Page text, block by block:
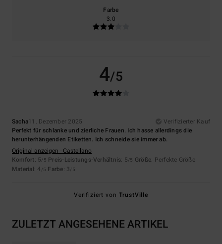
Farbe
3.0
4/5
Sacha11. Dezember 2025
Verifizierter Kauf
Perfekt für schlanke und zierliche Frauen. Ich hasse allerdings die
herunterhängenden Etiketten. Ich schneide sie immer ab.
Original anzeigen - Castellano
Komfort: 5/5 Preis-Leistungs-Verhältnis: 5/5 Größe: Perfekte Größe
Material: 4 /5 Farbe: 3/5
Verifiziert von TrustVille
ZULETZT ANGESEHENE ARTIKEL